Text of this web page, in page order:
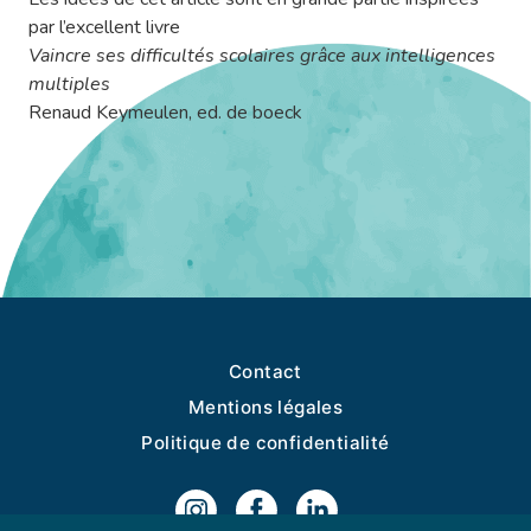
par l’excellent livre
Vaincre ses difficultés scolaires grâce aux intelligences
multiples
Renaud Keymeulen, ed. de boeck
Contact
Mentions légales
Politique de confidentialité